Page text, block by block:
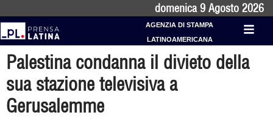
domenica 9 Agosto 2026
AGENZIA DI STAMPA
LATINOAMERICANA
Palestina condanna il divieto della
sua stazione televisiva a
Gerusalemme